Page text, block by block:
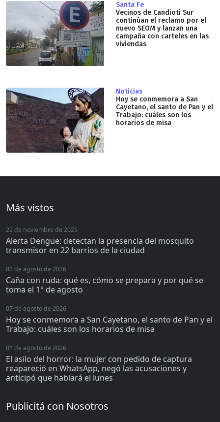
Santa Fe
Vecinos de Candioti Sur
continúan el reclamo por el
nuevo SEOM y lanzan una
campaña con carteles en las
viviendas
Noticias
Hoy se conmemora a San
Cayetano, el santo de Pan y el
Trabajo: cuáles son los
horarios de misa
Más vistos
22 de noviembre de 2025
Alerta Dengue: detectan la presencia del mosquito
transmisor en 22 barrios de la ciudad
01 de agosto de 2026
Caña con ruda: qué es, cómo se prepara y por qué se
toma el 1° de agosto
07 de agosto de 2026
Hoy se conmemora a San Cayetano, el santo de Pan y el
Trabajo: cuáles son los horarios de misa
01 de agosto de 2026
El asilo del horror: la mujer con pedido de captura
reapareció en WhatsApp, negó las acusaciones y
anticipó que hablará el lunes
Publicitá con Nosotros